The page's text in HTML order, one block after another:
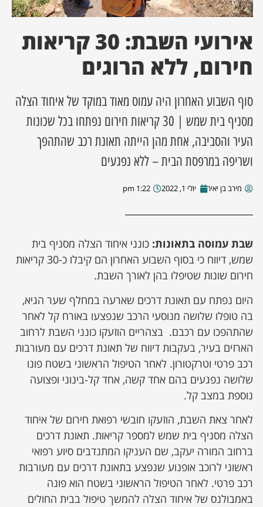
מקומית
אירועי השבת: 30 קריאות
חירום, ללא הרוגים
סוף השבוע האחרון היה עמוס מאוד במוקד של איחוד הצלה
מסניף בית שמש | 30 קריאות חירום נפתחו בכל שכונות
העיר והסביבה, אחת מהן הייתה תאונת רכב שהתהפך
ושריפה במרפסת הבית – ללא נפגעים
מירב בן יאיר יולי 1, 2022 1:22 pm
שבת עמוסה בתאונות: כונני איחוד הצלה מסניף בית
שמש, דיווח כי בסוף השבוע האחרון הם קיבלו כ-30 קריאות
חירום שונות שטיפלו בהן לאורך השבת.
היום נפתח עם תאונת דרכים שארעה במחלף שער הגיא,
בה טופלו שלושה מנוסעי הרכב שנפצעו באורח קל לאחר
שהתהפכו עם רכבם. בצהריים הוזעקו כונני השבת לרחוב
הארזים בעיר, בעקבות דיווח של תאונת דרכים עם מעורבות
רכב פרטי וטרקטורון. לאחר הטיפול הראשוני בשטח פונו
שלושה נפגעים בהם אחד קשה, אחד קל-בינוני ופצועה
נוספת במצב קל.
לאחר צאת השבת, הוזעקו חובשי רפואת חירום של איחוד
הצלה מסניף בית שמש למספר קריאות. תאונת דרכים
ברחוב המורה יעקב, שם העניקו המתנדבים סיוע רפואי
ראשוני לרוכב אופנוע שנפצע בתאונת דרכים עם מעורבות
רכב פרטי. לאחר הטיפול הראשוני בשטח הוא פונה
באמבולנס של איחוד הצלה להמשך טיפול בבית החולים